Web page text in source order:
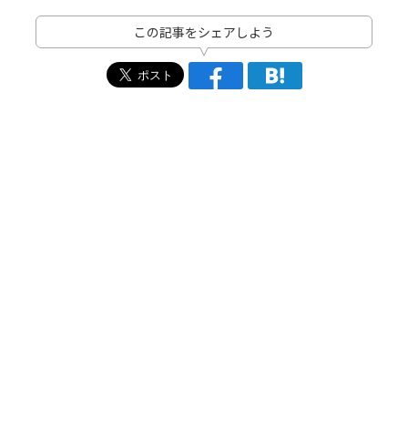
この記事をシェアしよう